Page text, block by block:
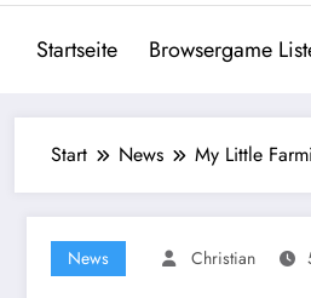
Startseite Browsergame
Start News My Little
News Christian